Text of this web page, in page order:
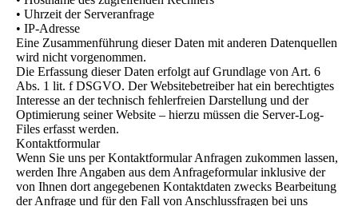
• Uhrzeit der Serveranfrage
• IP-Adresse
Eine Zusammenführung dieser Daten mit anderen Datenquellen
wird nicht vorgenommen.
Die Erfassung dieser Daten erfolgt auf Grundlage von Art. 6
Abs. 1 lit. f DSGVO. Der Websitebetreiber hat ein berechtigtes
Interesse an der technisch fehlerfreien Darstellung und der
Optimierung seiner Website – hierzu müssen die Server-Log-
Files erfasst werden.
Kontaktformular
Wenn Sie uns per Kontaktformular Anfragen zukommen lassen,
werden Ihre Angaben aus dem Anfrageformular inklusive der
von Ihnen dort angegebenen Kontaktdaten zwecks Bearbeitung
der Anfrage und für den Fall von Anschlussfragen bei uns